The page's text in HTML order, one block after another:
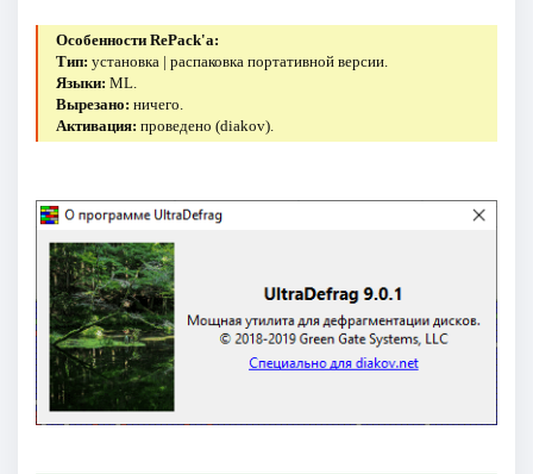
Особенности RePack'a:
Тип: установка | распаковка портативной версии.
Языки: ML.
Вырезано: ничего.
Активация: проведено (diakov).